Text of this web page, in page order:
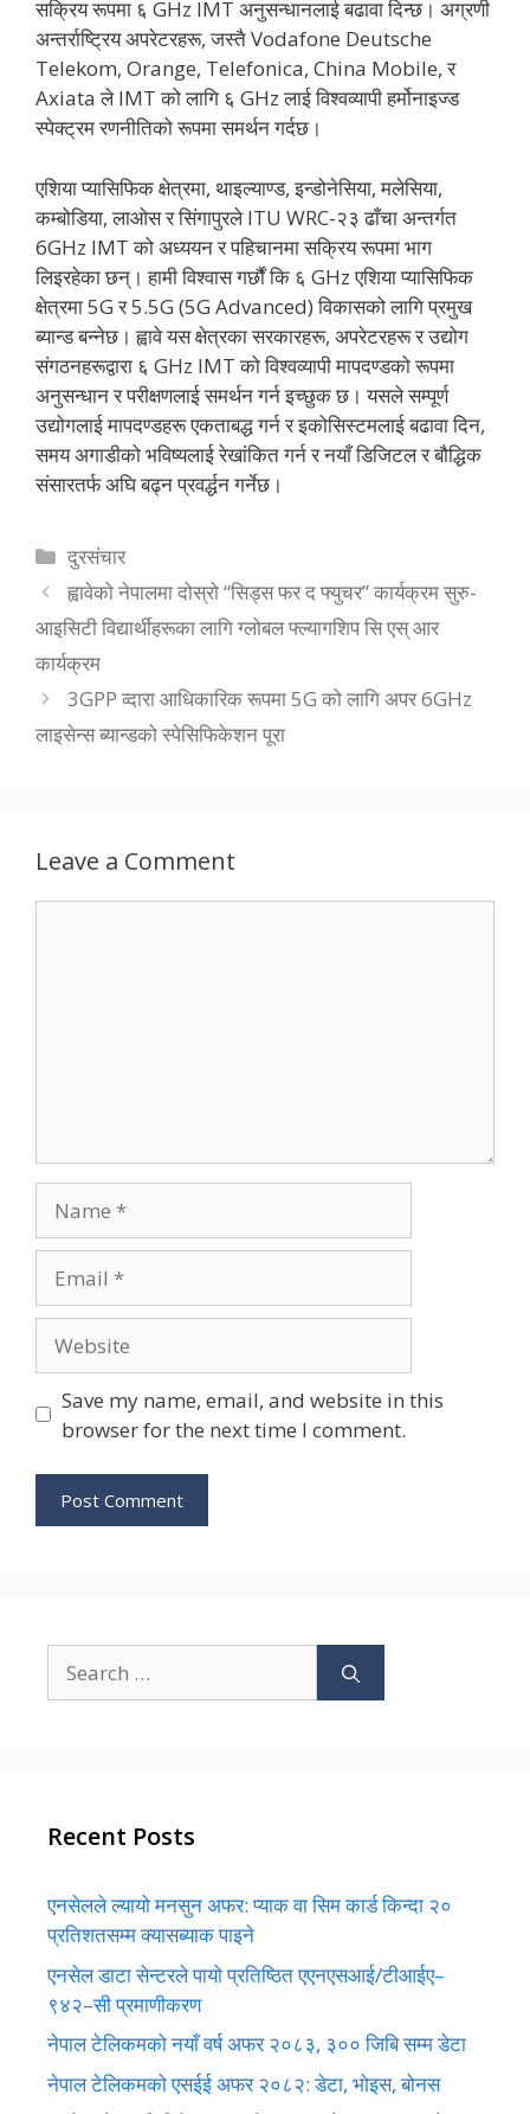
सक्रिय रूपमा ६ GHz IMT अनुसन्धानलाई बढावा दिन्छ। अग्रणी
अन्तर्राष्ट्रिय अपरेटरहरू, जस्तै Vodafone Deutsche
Telekom, Orange, Telefonica, China Mobile, र
Axiata ले IMT को लागि ६ GHz लाई विश्वव्यापी हर्मोनाइज्ड
स्पेक्ट्रम रणनीतिको रूपमा समर्थन गर्दछ।
एशिया प्यासिफिक क्षेत्रमा, थाइल्याण्ड, इन्डोनेसिया, मलेसिया,
कम्बोडिया, लाओस र सिंगापुरले ITU WRC-२३ ढाँचा अन्तर्गत
6GHz IMT को अध्ययन र पहिचानमा सक्रिय रूपमा भाग
लिइरहेका छन्। हामी विश्वास गर्छौं कि ६ GHz एशिया प्यासिफिक
क्षेत्रमा 5G र 5.5G (5G Advanced) विकासको लागि प्रमुख
ब्यान्ड बन्नेछ। ह्वावे यस क्षेत्रका सरकारहरू, अपरेटरहरू र उद्योग
संगठनहरूद्वारा ६ GHz IMT को विश्वव्यापी मापदण्डको रूपमा
अनुसन्धान र परीक्षणलाई समर्थन गर्न इच्छुक छ। यसले सम्पूर्ण
उद्योगलाई मापदण्डहरू एकताबद्ध गर्न र इकोसिस्टमलाई बढावा दिन,
समय अगाडीको भविष्यलाई रेखांकित गर्न र नयाँ डिजिटल र बौद्धिक
संसारतर्फ अघि बढ्न प्रवर्द्धन गर्नेछ।
Categories
दुरसंचार
ह्वावेको नेपालमा दोस्रो “सिड्स फर द फ्युचर” कार्यक्रम सुरु-
आइसिटी विद्यार्थीहरूका लागि ग्लोबल फ्ल्यागशिप सि एस् आर
कार्यक्रम
3GPP व्दारा आधिकारिक रूपमा 5G को लागि अपर 6GHz
लाइसेन्स ब्यान्डको स्पेसिफिकेशन पूरा
Leave a Comment
Save my name, email, and website in this
browser for the next time I comment.
for:
Recent Posts
एनसेलले ल्यायो मनसुन अफर: प्याक वा सिम कार्ड किन्दा २०
प्रतिशतसम्म क्यासब्याक पाइने
एनसेल डाटा सेन्टरले पायो प्रतिष्ठित एएनएसआई/टीआईए–
९४२–सी प्रमाणीकरण
नेपाल टेलिकमको नयाँ वर्ष अफर २०८३, ३०० जिबि सम्म डेटा
नेपाल टेलिकमको एसईई अफर २०८२: डेटा, भोइस, बोनस